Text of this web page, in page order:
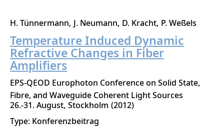
Direkt
zum
Inhalt
H. Tünnermann J. Neumann D. Kracht P. Weßels
Temperature Induced Dynamic
Refractive Changes in Fiber
Amplifiers
EPS-QEOD Europhoton Conference on Solid State,
Fibre, and Waveguide Coherent Light Sources
26.-31. August Stockholm 2012
Type: Konferenzbeitrag